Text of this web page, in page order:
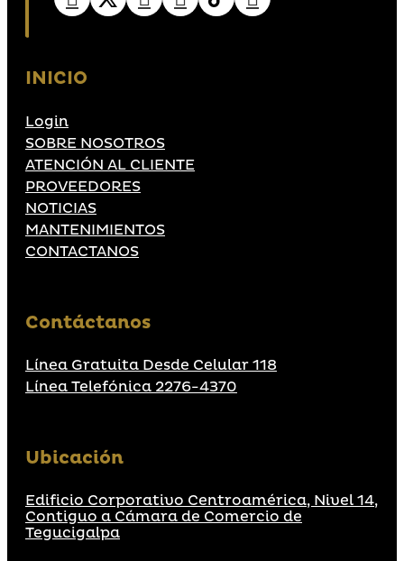
INICIO
Login
SOBRE NOSOTROS
ATENCIÓN AL CLIENTE
PROVEEDORES
NOTICIAS
MANTENIMIENTOS
CONTACTANOS
Contáctanos
Línea Gratuita Desde Celular 118
Línea Telefónica 2276-4370
Ubicación
Edificio Corporativo Centroamérica, Nivel 14,
Contiguo a Cámara de Comercio de
Tegucigalpa